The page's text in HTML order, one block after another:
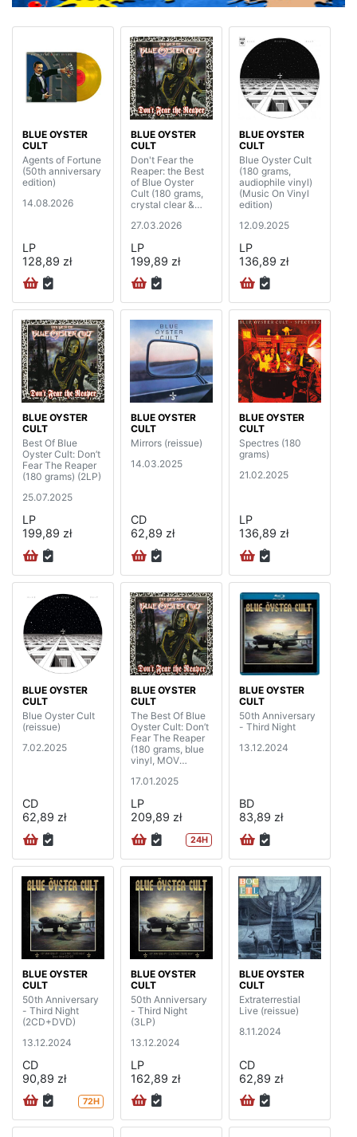
BLUE OYSTER
CULT
Agents of Fortune
(50th anniversary
edition)
14.08.2026
LP
128,89 zł
BLUE OYSTER
CULT
Don't Fear the
Reaper: the Best
of Blue Oyster
Cult (180 grams,
crystal clear &
(2LP)
27.03.2026
LP
199,89 zł
BLUE OYSTER
CULT
Blue Oyster Cult
(180 grams,
audiophile vinyl)
(Music On Vinyl
edition)
12.09.2025
LP
136,89 zł
BLUE OYSTER
CULT
Best Of Blue
Oyster Cult: Don’t
Fear The Reaper
(180 grams) (2LP)
25.07.2025
LP
199,89 zł
BLUE OYSTER
CULT
Mirrors (reissue)
14.03.2025
CD
62,89 zł
BLUE OYSTER
CULT
Spectres (180
grams)
21.02.2025
LP
136,89 zł
BLUE OYSTER
CULT
Blue Oyster Cult
(reissue)
7.02.2025
CD
62,89 zł
BLUE OYSTER
CULT
The Best Of Blue
Oyster Cult: Don’t
Fear The Reaper
(180 grams, blue
vinyl, MOV
17.01.2025
LP
209,89 zł
24H
BLUE OYSTER
CULT
50th Anniversary
- Third Night
13.12.2024
BD
83,89 zł
BLUE OYSTER
CULT
50th Anniversary
- Third Night
(2CD+DVD)
13.12.2024
CD
90,89 zł
72H
BLUE OYSTER
CULT
50th Anniversary
- Third Night
(3LP)
13.12.2024
LP
162,89 zł
BLUE OYSTER
CULT
Extraterrestial
Live (reissue)
8.11.2024
CD
62,89 zł